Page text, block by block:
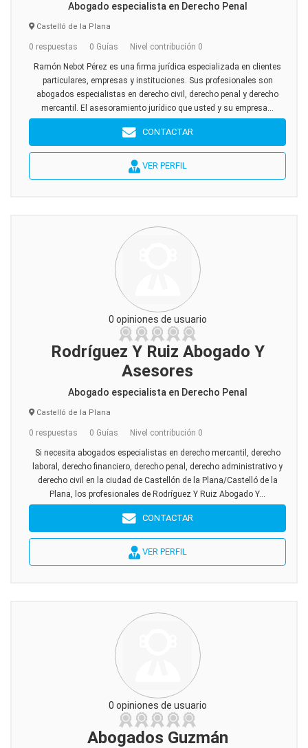
Abogado especialista en Derecho Penal
Castelló de la Plana
0 respuestas 0 Guías Nivel contribución 0
Ramón Nebot Pérez es una firma jurídica especializada en clientes
particulares, empresas y instituciones. Sus profesionales son
abogados especialistas en derecho civil, derecho penal y derecho
mercantil. El asesoramiento jurídico que usted y su empresa...
CONTACTAR
VER PERFIL
0 opiniones de usuario
Rodríguez Y Ruiz Abogado Y
Asesores
Abogado especialista en Derecho Penal
Castelló de la Plana
0 respuestas 0 Guías Nivel contribución 0
Si necesita abogados especialistas en derecho mercantil, derecho
laboral, derecho financiero, derecho penal, derecho administrativo y
derecho civil en la ciudad de Castellón de la Plana/Castelló de la
Plana, los profesionales de Rodríguez Y Ruiz Abogado Y...
CONTACTAR
VER PERFIL
0 opiniones de usuario
Abogados Guzmán